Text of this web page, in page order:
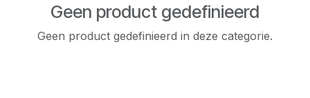
Geen product gedefinieerd
Geen product gedefinieerd in deze categorie.